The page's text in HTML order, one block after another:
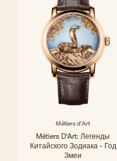
Métiers d'Art
Métiers D'Art: Легенды
Китайского Зодиака - Год
Змеи